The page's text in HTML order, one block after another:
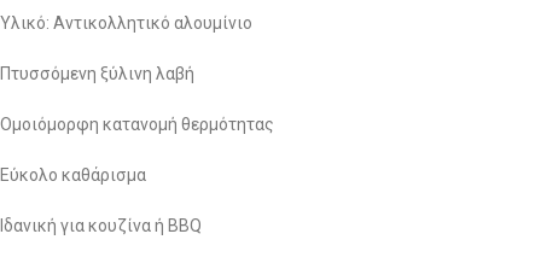
Υλικό: Αντικολλητικό αλουμίνιο
Πτυσσόμενη ξύλινη λαβή
Ομοιόμορφη κατανομή θερμότητας
Εύκολο καθάρισμα
Ιδανική για κουζίνα ή BBQ